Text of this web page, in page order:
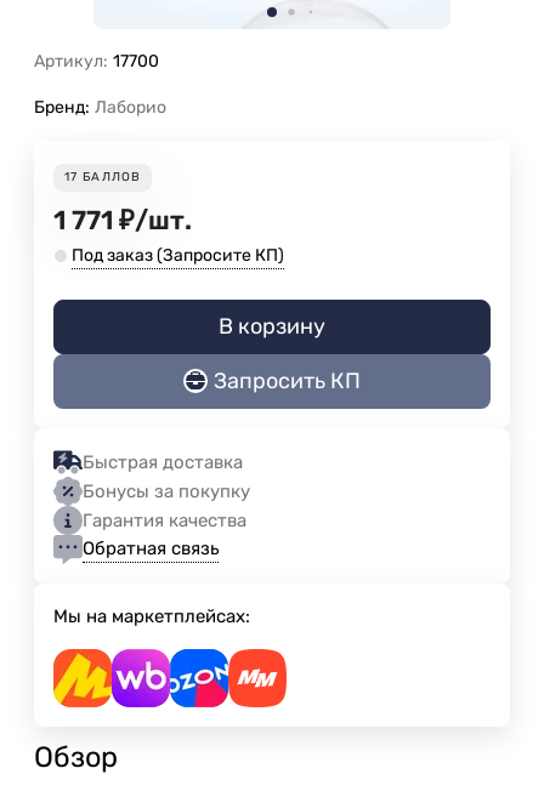
Артикул: 17700
Бренд: Лаборио
17 БАЛЛОВ
1 771 ₽/шт.
Под заказ (Запросите КП)
В корзину
Запросить КП
Быстрая доставка
Бонусы за покупку
Гарантия качества
Обратная связь
Мы на маркетплейсах:
Обзор